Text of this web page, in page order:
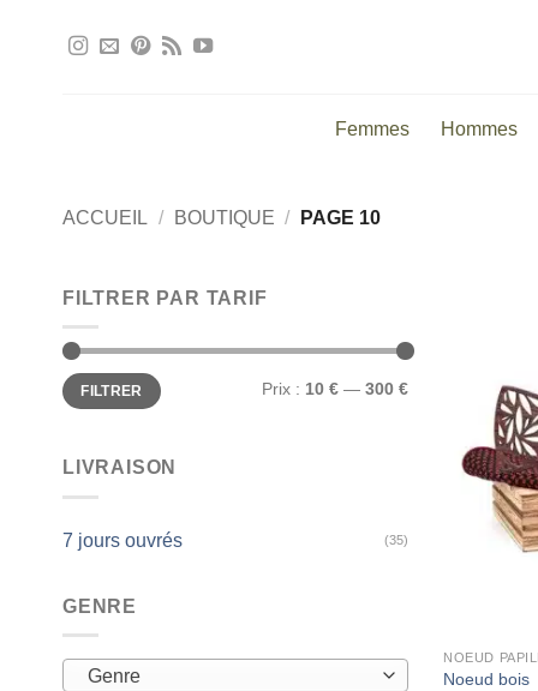
Femmes Hommes
ACCUEIL / BOUTIQUE / PAGE 10
FILTRER PAR TARIF
Prix
min
Prix
maxFILTRER Prix : 10 €— 300 €
LIVRAISON
7 jours ouvrés (35)
GENRE
Genre
NOEUD
Noeud bois